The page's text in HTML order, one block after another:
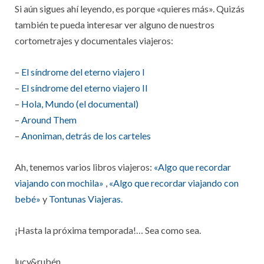
Si aún sigues ahí leyendo, es porque «quieres más». Quizás
también te pueda interesar ver alguno de nuestros
cortometrajes y documentales viajeros:
– El síndrome del eterno viajero I
– El síndrome del eterno viajero II
– Hola, Mundo (el documental)
– Around Them
– Anoniman, detrás de los carteles
Ah, tenemos varios libros viajeros: «Algo que recordar
viajando con mochila» «Algo que recordar viajando con
bebé» y Tontunas Viajeras.
¡Hasta la próxima temporada!… Sea como sea.
lucy&rubén